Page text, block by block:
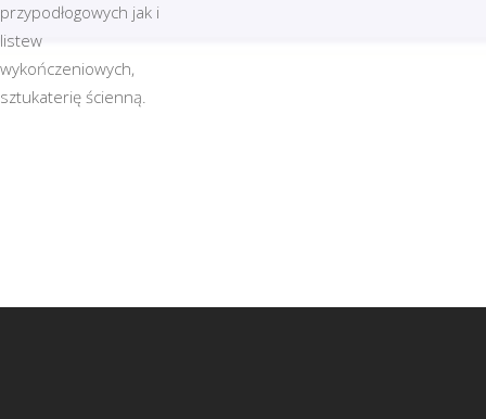
przypodłogowych jak i
listew
wykończeniowych,
sztukaterię ścienną.